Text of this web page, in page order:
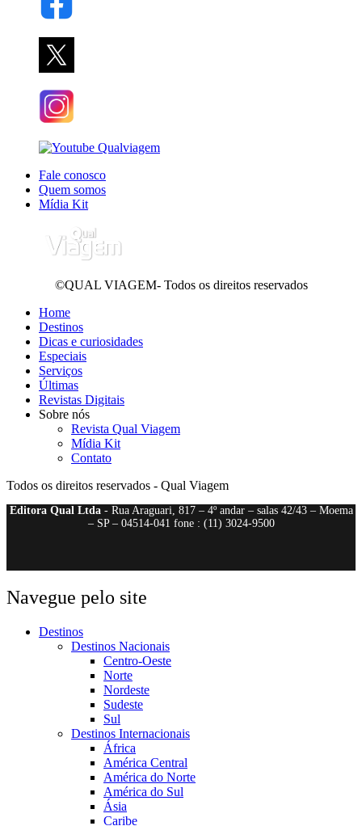
Fale conosco
Quem somos
Mídia Kit
©QUAL VIAGEM- Todos os direitos reservados
Home
Destinos
Dicas e curiosidades
Especiais
Serviços
Últimas
Revistas Digitais
Sobre nós
Revista Qual Viagem
Mídia Kit
Contato
Todos os direitos reservados - Qual Viagem
Editora Qual Ltda- Rua Araguari, 817 – 4º andar – salas 42/43 – Moema
– SP – 04514-041 fone : (11) 3024-9500
Navegue pelo site
Destinos
Destinos Nacionais
Centro-Oeste
Norte
Nordeste
Sudeste
Sul
Destinos Internacionais
África
América Central
América do Norte
América do Sul
Ásia
Caribe